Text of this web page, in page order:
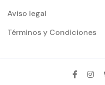
Aviso legal
Términos y Condiciones